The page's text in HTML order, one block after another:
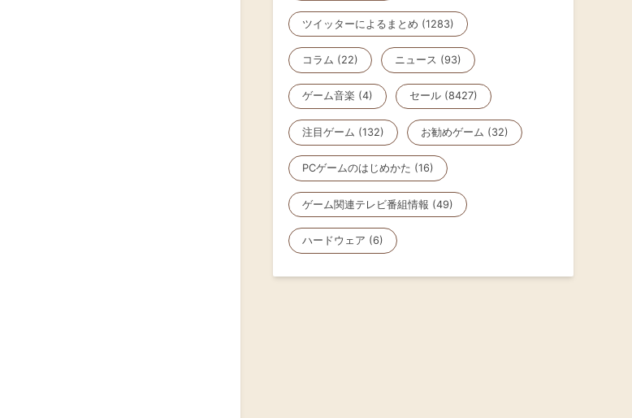
ツイッターによるまとめ (1283)
コラム (22) ニュース (93)
ゲーム音楽 (4) セール (8427)
注目ゲーム (132) お勧めゲーム (32)
PCゲームのはじめかた (16)
ゲーム関連テレビ番組情報 (49)
ハードウェア (6)